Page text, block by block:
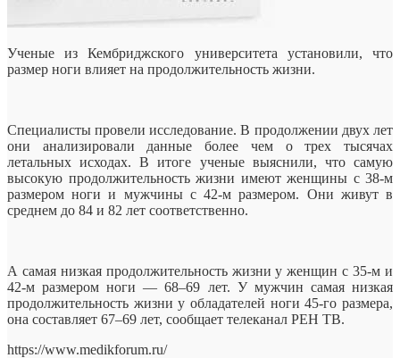
Ученые из Кембриджского университета установили, что
размер ноги влияет на продолжительность жизни.
Специалисты провели исследование. В продолжении двух лет
они анализировали данные более чем о трех тысячах
летальных исходах. В итоге ученые выяснили, что самую
высокую продолжительность жизни имеют женщины с 38-м
размером ноги и мужчины с 42-м размером. Они живут в
среднем до 84 и 82 лет соответственно.
А самая низкая продолжительность жизни у женщин с 35-м и
42-м размером ноги — 68–69 лет. У мужчин самая низкая
продолжительность жизни у обладателей ноги 45-го размера,
она составляет 67–69 лет, сообщает телеканал РЕН ТВ.
https://www.medikforum.ru/